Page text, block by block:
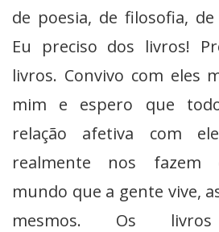
de poesia, de filosofia,
Eu preciso dos livros!
livros. Convivo com eles
mim e espero que
relação afetiva com
realmente nos fazem
mundo que a gente vive,
mesmos. Os